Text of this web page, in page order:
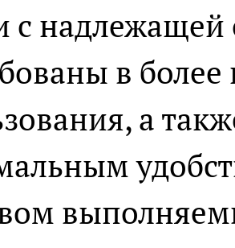
с надлежащей
в
а